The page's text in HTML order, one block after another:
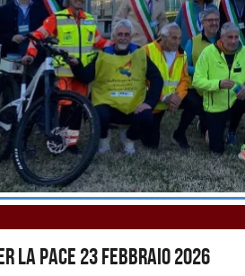
la Pace 23 febbraio 2026